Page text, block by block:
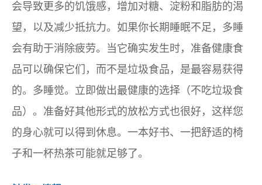
会导致更多的饥饿感，增加对糖、淀粉和脂肪的渴
望，以及减少抵抗力。如果你长期睡眠不足，多睡
会有助于消除疲劳。当它确实发生时，准备健康食
品可以确保它们，而不是垃圾食品，是最容易获得
的。多睡觉。立即做出最健康的选择（不吃垃圾食
品）。准备好其他形式的放松方式也很好，这样您
的身心就可以得到休息。一本好书、一把舒适的椅
子和一杯热茶可能就足够了。